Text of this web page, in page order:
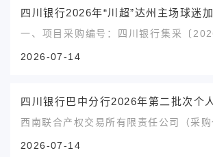
赛”首席合作伙伴权益包。内含各类宣传
动等权益。4.采购方式:单一来源采购二
一、项目采购编号：四川银行集采〔
公司中选供应商：万源市硒旺金薯生态农
公司成交金额：975800.00元（含税）
2026-07-14
西南联合产权交易所有限责任公司（采
2026-07-14